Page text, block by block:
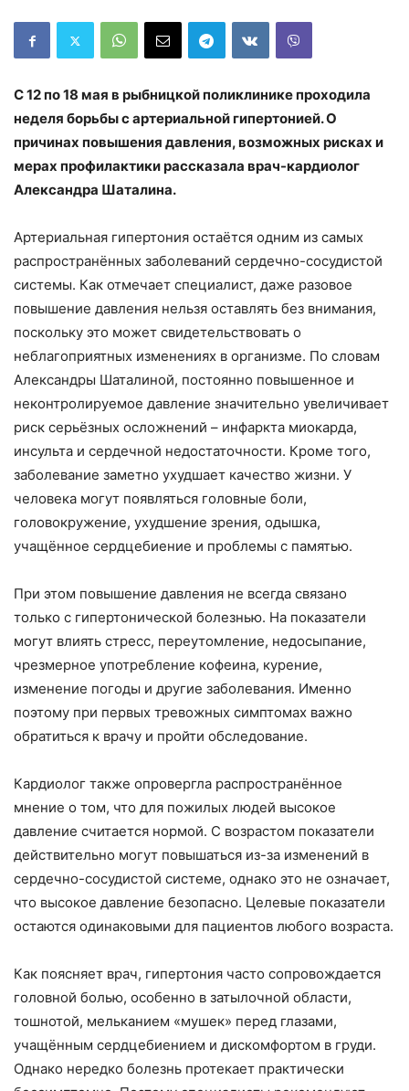
С 12 по 18 мая в рыбницкой поликлинике проходила
неделя борьбы с артериальной гипертонией. О
причинах повышения давления, возможных рисках и
мерах профилактики рассказала врач-кардиолог
Александра Шаталина.
Артериальная гипертония остаётся одним из самых
распространённых заболеваний сердечно-сосудистой
системы. Как отмечает специалист, даже разовое
повышение давления нельзя оставлять без внимания,
поскольку это может свидетельствовать о
неблагоприятных изменениях в организме. По словам
Александры Шаталиной, постоянно повышенное и
неконтролируемое давление значительно увеличивает
риск серьёзных осложнений – инфаркта миокарда,
инсульта и сердечной недостаточности. Кроме того,
заболевание заметно ухудшает качество жизни. У
человека могут появляться головные боли,
головокружение, ухудшение зрения, одышка,
учащённое сердцебиение и проблемы с памятью.
При этом повышение давления не всегда связано
только с гипертонической болезнью. На показатели
могут влиять стресс, переутомление, недосыпание,
чрезмерное употребление кофеина, курение,
изменение погоды и другие заболевания. Именно
поэтому при первых тревожных симптомах важно
обратиться к врачу и пройти обследование.
Кардиолог также опровергла распространённое
мнение о том, что для пожилых людей высокое
давление считается нормой. С возрастом показатели
действительно могут повышаться из-за изменений в
сердечно-сосудистой системе, однако это не означает,
что высокое давление безопасно. Целевые показатели
остаются одинаковыми для пациентов любого возраста.
Как поясняет врач, гипертония часто сопровождается
головной болью, особенно в затылочной области,
тошнотой, мельканием «мушек» перед глазами,
учащённым сердцебиением и дискомфортом в груди.
Однако нередко болезнь протекает практически